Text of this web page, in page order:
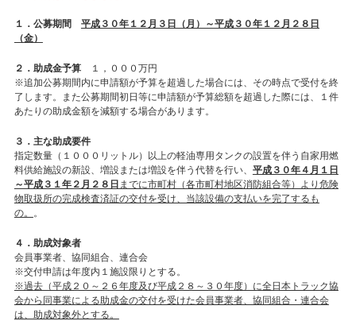
１．公募期間
平成３０年１２月３日（月）～平成３０年１２月２８日
（金）
２．助成金予算
１，０００万円
※追加公募期間内に申請額が予算を超過した場合には、その時点で受付を終
了します。また公募期間初日等に申請額が予算総額を超過した際には、１件
あたりの助成金額を減額する場合があります。
３．主な助成要件
指定数量（１０００リットル）以上の軽油専用タンクの設置を伴う自家用燃
料供給施設の新設、増設または増設を伴う代替を行い、 平成３０年４月１日
～平成３１年２月２８日 までに市町村（各市町村地区消防組合等）より危険
物取扱所の完成検査済証の交付を受け、当該設備の支払いを完了するも
の。 。
４．助成対象者
会員事業者、協同組合、連合会
※交付申請は年度内１施設限りとする。
※過去（平成２０～２６年度及び平成２８～３０年度）に全日本トラック協
会から同事業による助成金の交付を受けた会員事業者、協同組合・連合会
は、助成対象外とする。